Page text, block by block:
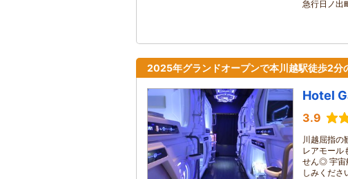
急行日ノ
2025年グランドオープンで本川越駅徒歩2分
Hotel
3.9
川越屈指の
レアモール
せん◎ 宇宙
しみくださ